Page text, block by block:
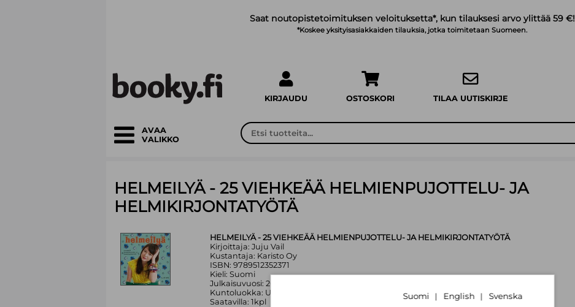
Saat noutopistetoimituksen veloituksetta*, kun tilauksesi arvo ylittää 59 €!
*Koskee yksityisasiakkaiden tilauksia, jotka toimitetaan Suomeen.
KIRJAUDU OSTOSKORI TILAA UUTISKIRJE
AVAA
VALIKKO
HELMEILYÄ - 25 VIEHKEÄÄ HELMIENPUJOTTELU- JA
HELMIKIRJONTATYÖTÄ
HELMEILYÄ - 25 VIEHKEÄÄ HELMIENPUJOTTELU- JA HELMIKIRJONTATYÖTÄ
Kirjoittaja: Juju Vail
Kustantaja: Karisto Oy
ISBN: 9789512352371
Kieli: Suomi
Julkaisuvuosi: 2010
Kuntoluokka: Uutta vastaava
Saatavilla: 1kpl
Suomi | English | Svenska